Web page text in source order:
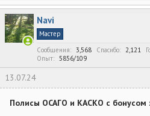
а
к
ц
и
и
Navi
Мастер
Сообщения
3,568 Спасибо 2,121
Опыт
5856/109
13.07.24
Полисы ОСАГО и КАСКО с бонусом